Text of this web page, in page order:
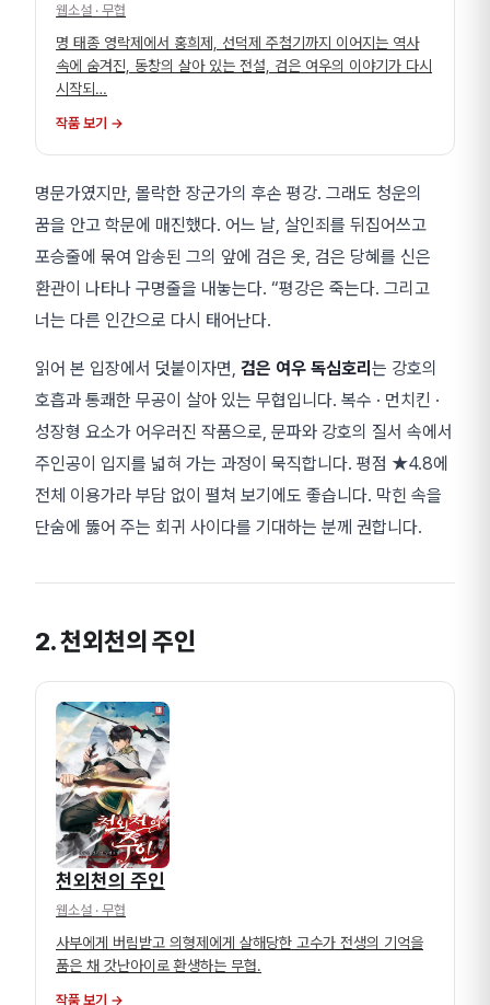
웹소설 · 무협
명 태종 영락제에서 홍희제, 선덕제 주첨기까지 이어지는 역사
속에 숨겨진, 동창의 살아 있는 전설, 검은 여우의 이야기가 다시
시작되…
작품 보기 →
명문가였지만, 몰락한 장군가의 후손 평강. 그래도 청운의
꿈을 안고 학문에 매진했다. 어느 날, 살인죄를 뒤집어쓰고
포승줄에 묶여 압송된 그의 앞에 검은 옷, 검은 당혜를 신은
환관이 나타나 구명줄을 내놓는다. “평강은 죽는다. 그리고
너는 다른 인간으로 다시 태어난다.
읽어 본 입장에서 덧붙이자면, 검은 여우 독심호리 는 강호의
호흡과 통쾌한 무공이 살아 있는 무협입니다. 복수 · 먼치킨 ·
성장형 요소가 어우러진 작품으로, 문파와 강호의 질서 속에서
주인공이 입지를 넓혀 가는 과정이 묵직합니다. 평점 ★4.8에
전체 이용가라 부담 없이 펼쳐 보기에도 좋습니다. 막힌 속을
단숨에 뚫어 주는 회귀 사이다를 기대하는 분께 권합니다.
2. 천외천의 주인
천외천의 주인
웹소설 · 무협
사부에게 버림받고 의형제에게 살해당한 고수가 전생의 기억을
품은 채 갓난아이로 환생하는 무협.
작품 보기 →